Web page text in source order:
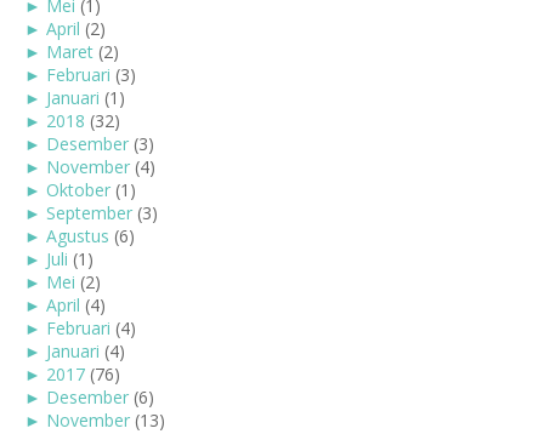
► Mei (1)
► April (2)
► Maret (2)
► Februari (3)
► Januari (1)
► 2018 (32)
► Desember (3)
► November (4)
► Oktober (1)
► September (3)
► Agustus (6)
► Juli (1)
► Mei (2)
► April (4)
► Februari (4)
► Januari (4)
► 2017 (76)
► Desember (6)
► November (13)